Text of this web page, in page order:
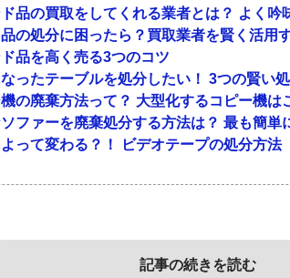
品の買取をしてくれる業者とは？ よく吟
の処分に困ったら？買取業者を賢く活用
品を高く売る3つのコツ
ったテーブルを処分したい！ 3つの賢い
の廃棄方法って？ 大型化するコピー機は
ファーを廃棄処分する方法は？ 最も簡単
って変わる？！ ビデオテープの処分方法
記事の続きを読む